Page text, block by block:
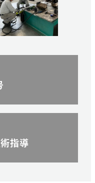
指導